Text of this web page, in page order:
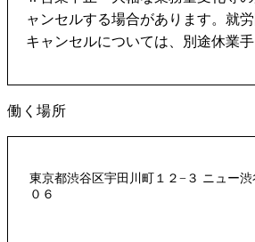
ャンセルする場合があります。就
キャンセルについては、別途休業手
働く場所
東京都渋谷区宇田川町１２−３ ニュー
０６